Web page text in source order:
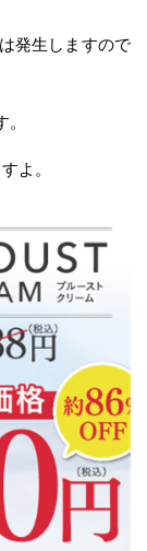
発生しますので
よ。